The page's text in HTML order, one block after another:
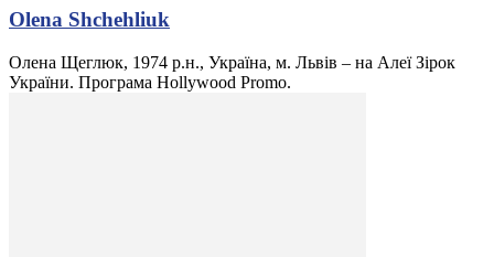
Olena Shchehliuk
Олена Щеглюк, 1974 р.н., Україна, м. Львів – на Алеї Зірок
України. Програма Hollywood Promo.